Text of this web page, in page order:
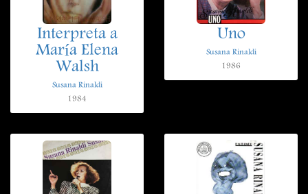
Interpreta a
María Elena
Walsh
Susana Rinaldi
1984
Uno
Susana Rinaldi
1986